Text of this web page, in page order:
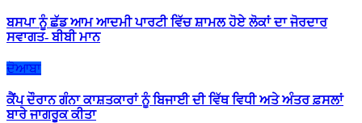
ਬਸਪਾ ਨੂੰ ਛੱਡ ਆਮ ਆਦਮੀ ਪਾਰਟੀ ਵਿੱਚ ਸ਼ਾਮਲ ਹੋਏ ਲੋਕਾਂ ਦਾ ਜੋਰਦਾਰ
ਸਵਾਗਤ- ਬੀਬੀ ਮਾਨ
ਦੋਆਬਾ
ਕੈਂਪ ਦੌਰਾਨ ਗੰਨਾ ਕਾਸ਼ਤਕਾਰਾਂ ਨੂੰ ਬਿਜਾਈ ਦੀ ਵਿੱਥ ਵਿਧੀ ਅਤੇ ਅੰਤਰ ਫ਼ਸਲਾਂ
ਬਾਰੇ ਜਾਗਰੂਕ ਕੀਤਾ